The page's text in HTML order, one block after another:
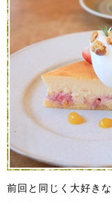
前回と同じく大好き